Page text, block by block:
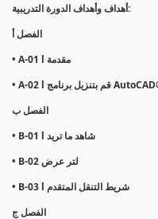
أهداف وأهداف الدورة التدريبية:
الفصل أ
• A-01 l مقدمة
الفصل ب
• B-01 l شاهد ما تريد
• B-02 لتر عرض
• B-03 l شريط التنقل المتقدم
الفصل ج